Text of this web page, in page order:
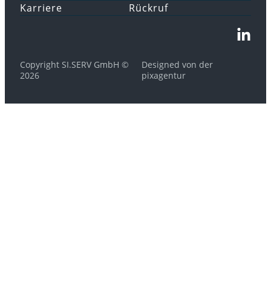
Karriere
Rückruf
Copyright SI.SERV GmbH ©
2026
Designed von der
pixagentur